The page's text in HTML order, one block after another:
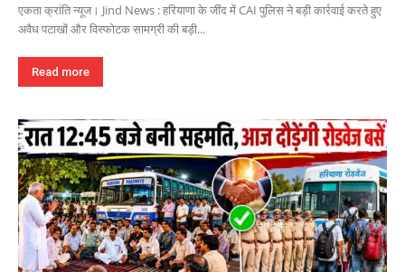
एकता क्रांति न्यूज। Jind News : हरियाणा के जींद में CAI पुलिस ने बड़ी कार्रवाई करते हुए
अवैध पटाखों और विस्फोटक सामग्री की बड़ी...
Read more